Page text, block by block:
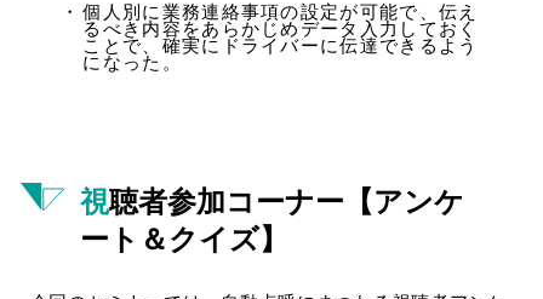
個人別に業務連絡事項の設定が可能で、伝え
るべき内容をあらかじめデータ入力しておく
ことで、確実にドライバーに伝達できるよう
になった。
視聴者参加コーナー【アンケ
ート＆クイズ】